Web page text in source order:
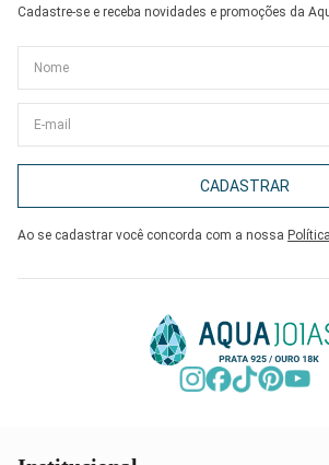
Cadastre-se e receba novidades e promoções da
CADASTRAR
Ao se cadastrar você concorda com a nossa